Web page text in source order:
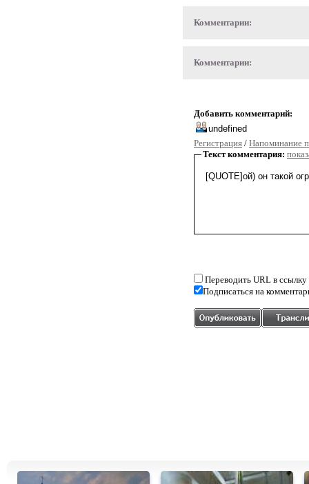
Комментарии:
Комментарии:
Добавить комментарий:
Регистрация / Напоминание
Текст комментария:
Переводить URL в ссылку
Подписаться на